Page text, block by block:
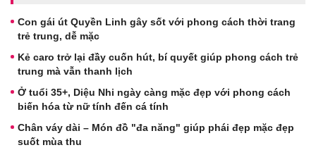
Con gái út Quyền Linh gây sốt với phong cách thời trang
trẻ trung, dễ mặc
Kẻ caro trở lại đầy cuốn hút, bí quyết giúp phong cách trẻ
trung mà vẫn thanh lịch
Ở tuổi 35+, Diệu Nhi ngày càng mặc đẹp với phong cách
biến hóa từ nữ tính đến cá tính
Chân váy dài – Món đồ "đa năng" giúp phái đẹp mặc đẹp
suốt mùa thu